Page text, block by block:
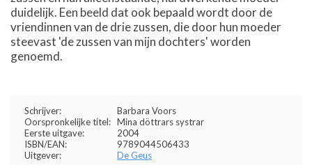
duidelijk. Een beeld dat ook bepaald wordt door de
vriendinnen van de drie zussen, die door hun moeder
steevast 'de zussen van mijn dochters' worden
genoemd.
Schrijver:
Barbara Voors
Oorspronkelijke titel: Mina döttrars systrar
Eerste uitgave:
2004
ISBN/EAN:
9789044506433
Uitgever:
De Geus